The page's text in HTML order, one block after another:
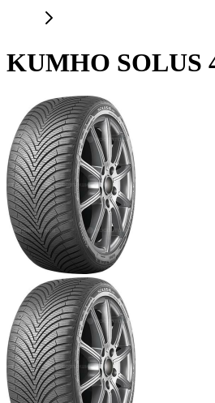
KUMHO SOLUS